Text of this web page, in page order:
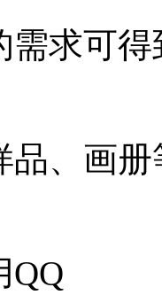
需求可
品、画
QQ